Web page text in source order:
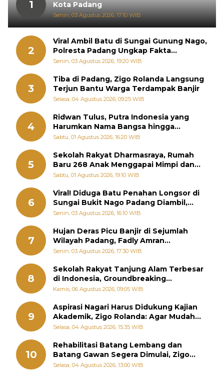
1
Kota Padang
Senin, 03 Agustus 2026, 17:10 WIB
2
Viral Ambil Batu di Sungai Gunung Nago,
Polresta Padang Ungkap Fakta
Sebenarnya
Senin, 03 Agustus 2026, 19:20 WIB
3
Tiba di Padang, Zigo Rolanda Langsung
Terjun Bantu Warga Terdampak Banjir
Selasa, 04 Agustus 2026, 09:25 WIB
4
Ridwan Tulus, Putra Indonesia yang
Harumkan Nama Bangsa hingga
Diabadikan dalam Buku Jepang
Sabtu, 01 Agustus 2026, 16:20 WIB
5
Sekolah Rakyat Dharmasraya, Rumah
Baru 268 Anak Menggapai Mimpi dan
Memutus Rantai Kemiskinan
Sabtu, 01 Agustus 2026, 19:10 WIB
6
Viral! Diduga Batu Penahan Longsor di
Sungai Bukit Nago Padang Diambil,
Warga Khawatir Bencana Terulang
Senin, 03 Agustus 2026, 16:10 WIB
7
Hujan Deras Picu Banjir di Sejumlah
Wilayah Padang, Fadly Amran
Perintahkan OPD Siaga
Senin, 03 Agustus 2026, 17:30 WIB
8
Sekolah Rakyat Tanjung Alam Terbesar
di Indonesia, Groundbreaking
September
Kamis, 06 Agustus 2026, 09:05 WIB
9
Aspirasi Nagari Harus Didukung Kajian
Akademik, Zigo Rolanda: Agar Mudah
Diperjuangkan di Kementerian
Selasa, 04 Agustus 2026, 15:35 WIB
10
Rehabilitasi Batang Lembang dan
Batang Gawan Segera Dimulai, Zigo
Rolanda Pastikan Proyek Berjalan
Selasa, 04 Agustus 2026, 13:00 WIB